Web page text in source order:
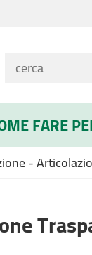
FARE
-